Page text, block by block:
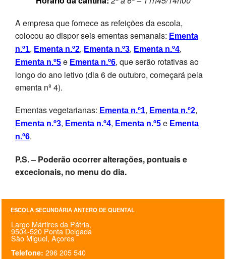
ESAQ sem Bullying
SASE
Clubes Escolares
Matrículas
FORmaESAQ
@parlamentodosjovens_esaq
@esaq.erasmus
ESCOLA
ALUNOS
A empresa que fornece as refeições da escola,
colocou ao dispor seis ementas semanais: Ementa
n.º1, Ementa n.º2, Ementa n.º3, Ementa n.º4,
Ementa n.º5 e Ementa n.º6, que serão rotativas ao
longo do ano letivo (dia 6 de outubro, começará pela
ementa nº 4).
Ementas vegetarianas: Ementa n.º1, Ementa n.º2,
Ementa n.º3, Ementa n.º4, Ementa n.º5 e Ementa
n.º6.
P.S. – Poderão ocorrer alterações, pontuais e
excecionais, no menu do dia.
ESCOLA SECUNDÁRIA ANTERO DE QUENTAL
Largo Mártires da Pátria,
9504-520 Ponta Delgada
São Miguel, Açores
Telefone: 296 205 540